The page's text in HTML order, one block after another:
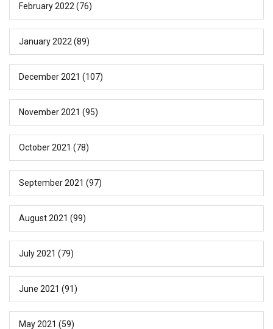
February 2022 (76)
January 2022 (89)
December 2021 (107)
November 2021 (95)
October 2021 (78)
September 2021 (97)
August 2021 (99)
July 2021 (79)
June 2021 (91)
May 2021 (59)